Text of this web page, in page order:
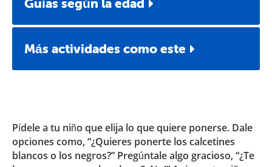
Más actividades como este
Pídele a tu niño que elija lo que quiere ponerse. Dale
opciones como, “¿Quieres ponerte los calcetines
blancos o los negros?” Pregúntale algo gracioso, “¿Te